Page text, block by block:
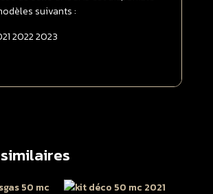
suivants :
2022 2023